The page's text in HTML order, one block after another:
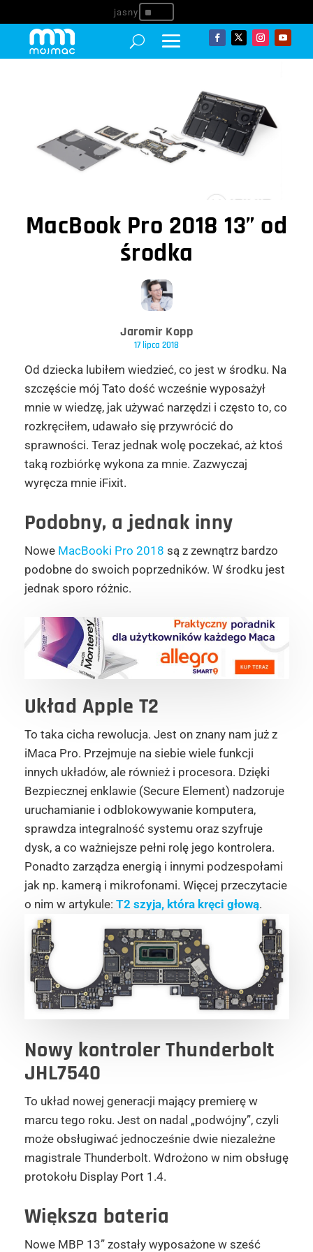
^
MacBook Pro 2018 13” od
środka
Jaromir Kopp
17 lipca 2018
Od dziecka lubiłem wiedzieć, co jest w środku. Na
szczęście mój Tato dość wcześnie wyposażył
mnie w wiedzę, jak używać narzędzi i często to, co
rozkręciłem, udawało się przywrócić do
sprawności. Teraz jednak wolę poczekać, aż ktoś
taką rozbiórkę wykona za mnie. Zazwyczaj
wyręcza mnie iFixit.
Podobny, a jednak inny
Nowe MacBooki Pro 2018 są z zewnątrz bardzo
podobne do swoich poprzedników. W środku jest
jednak sporo różnic.
Układ Apple T2
To taka cicha rewolucja. Jest on znany nam już z
iMaca Pro. Przejmuje na siebie wiele funkcji
innych układów, ale również i procesora. Dzięki
Bezpiecznej enklawie (Secure Element) nadzoruje
uruchamianie i odblokowywanie komputera,
sprawdza integralność systemu oraz szyfruje
dysk, a co ważniejsze pełni rolę jego kontrolera.
Ponadto zarządza energią i innymi podzespołami
jak np. kamerą i mikrofonami. Więcej przeczytacie
o nim w artykule: T2 szyja, która kręci głową.
Nowy kontroler Thunderbolt
JHL7540
To układ nowej generacji mający premierę w
marcu tego roku. Jest on nadal „podwójny”, czyli
może obsługiwać jednocześnie dwie niezależne
magistrale Thunderbolt. Wdrożono w nim obsługę
protokołu Display Port 1.4.
Większa bateria
Nowe MBP 13” zostały wyposażone w sześć